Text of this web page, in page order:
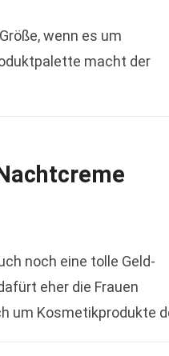
wenn es um
macht der
noch eine tolle Geld-
eher die Frauen
um Kosmetikprodukte